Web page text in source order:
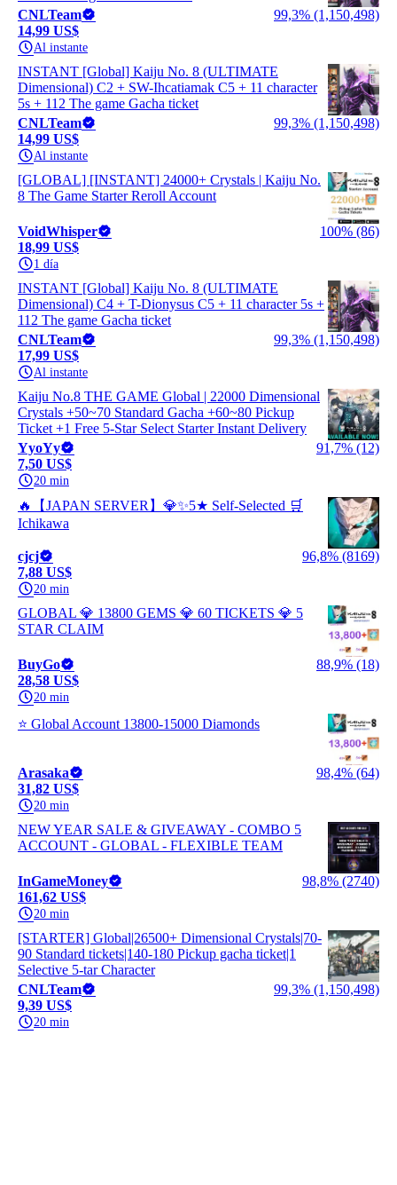
CNLTeam
99,3% (1,150,498)
14,99 US$
Al instante
INSTANT [Global] Kaiju No. 8 (ULTIMATE
Dimensional) C2 + SW-Ihcatiamak C5 + 11 character
5s + 112 The game Gacha ticket
CNLTeam
99,3% (1,150,498)
14,99 US$
Al instante
[GLOBAL] [INSTANT] 24000+ Crystals | Kaiju No.
8 The Game Starter Reroll Account
VoidWhisper
100% (86)
18,99 US$
1 día
INSTANT [Global] Kaiju No. 8 (ULTIMATE
Dimensional) C4 + T-Dionysus C5 + 11 character 5s +
112 The game Gacha ticket
CNLTeam
99,3% (1,150,498)
17,99 US$
Al instante
Kaiju No.8 THE GAME Global | 22000 Dimensional
Crystals +50~70 Standard Gacha +60~80 Pickup
Ticket +1 Free 5-Star Select Starter Instant Delivery
YyoYy
91,7% (12)
7,50 US$
20 min
🔥【JAPAN SERVER】💎✨5★ Self-Selected 🛒
Ichikawa
cjcj
96,8% (8169)
7,88 US$
20 min
GLOBAL 💎 13800 GEMS 💎 60 TICKETS 💎 5
STAR CLAIM
BuyGo
88,9% (18)
28,58 US$
20 min
⭐ Global Account 13800-15000 Diamonds
Arasaka
98,4% (64)
31,82 US$
20 min
NEW YEAR SALE & GIVEAWAY - COMBO 5
ACCOUNT - GLOBAL - FLEXIBLE TEAM
InGameMoney
98,8% (2740)
161,62 US$
20 min
[STARTER] Global|26500+ Dimensional Crystals|70-
90 Standard tickets|140-180 Pickup gacha ticket|1
Selective 5-tar Character
CNLTeam
99,3% (1,150,498)
9,39 US$
20 min